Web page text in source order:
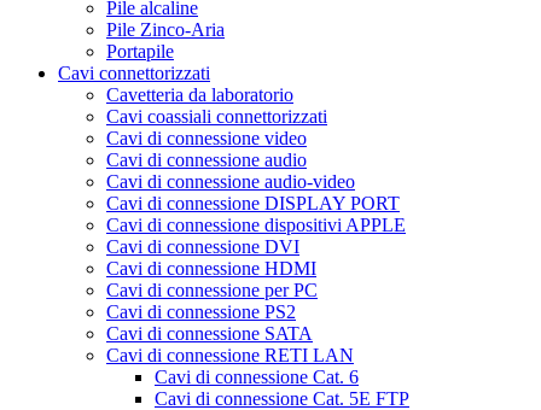
Pile alcaline
Pile Zinco-Aria
Portapile
Cavi connettorizzati
Cavetteria da laboratorio
Cavi coassiali connettorizzati
Cavi di connessione video
Cavi di connessione audio
Cavi di connessione audio-video
Cavi di connessione DISPLAY PORT
Cavi di connessione dispositivi APPLE
Cavi di connessione DVI
Cavi di connessione HDMI
Cavi di connessione per PC
Cavi di connessione PS2
Cavi di connessione SATA
Cavi di connessione RETI LAN
Cavi di connessione Cat. 6
Cavi di connessione Cat. 5E FTP